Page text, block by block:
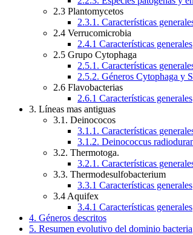
2.3 Plantomycetos
2.3.1. Características
2.4 Verrucomicrobia
2.4.1 Características generales
2.5 Grupo Cytophaga
2.5.1. Características
2.5.2. Géneros Cytophaga y
2.6 Flavobacterias
2.6.1 Características generales
3. Líneas mas antiguas
3.1. Deinococos
3.1.1. Características
3.1.2. Deinococcus
3.2. Thermotoga.
3.2.1. Características
3.3. Thermodesulfobacterium
3.3.1 Características generales
3.4 Aquifex
3.4.1 Características generales
4. Géneros descritos
5. Resumen evolutivo del dominio bacteria